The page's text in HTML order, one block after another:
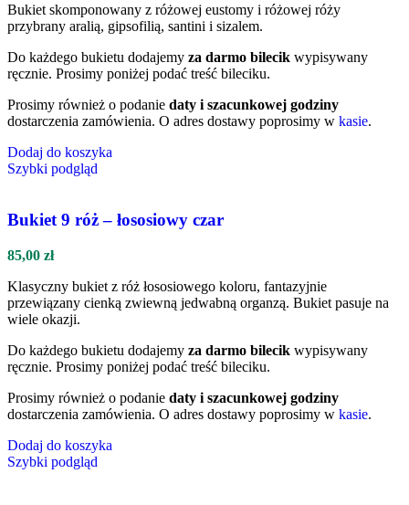
Bukiet skomponowany z różowej eustomy i różowej róży
przybrany aralią, gipsofilią, santini i sizalem.
Do każdego bukietu dodajemy za darmo bilecik wypisywany
ręcznie. Prosimy poniżej podać treść bileciku.
Prosimy również o podanie daty i szacunkowej godziny
dostarczenia zamówienia. O adres dostawy poprosimy w kasie.
Dodaj do koszyka
Szybki podgląd
Bukiet 9 róż – łososiowy czar
85,00 zł
Klasyczny bukiet z róż łososiowego koloru, fantazyjnie
przewiązany cienką zwiewną jedwabną organzą. Bukiet pasuje na
wiele okazji.
Do każdego bukietu dodajemy za darmo bilecik wypisywany
ręcznie. Prosimy poniżej podać treść bileciku.
Prosimy również o podanie daty i szacunkowej godziny
dostarczenia zamówienia. O adres dostawy poprosimy w kasie.
Dodaj do koszyka
Szybki podgląd